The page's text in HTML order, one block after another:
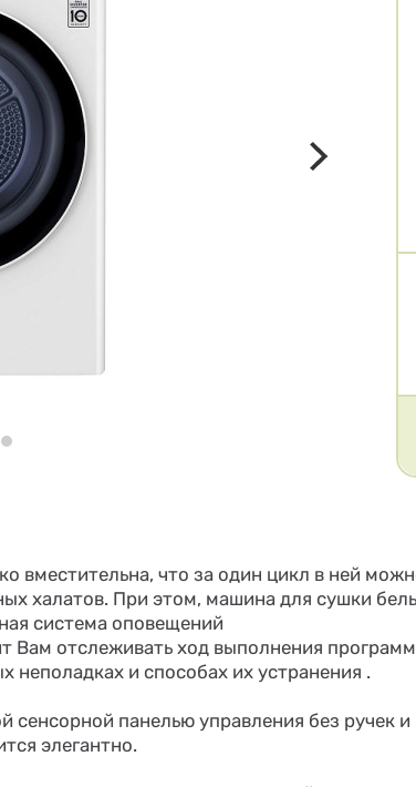
вместительна, что за один цикл в ней
халатов. При этом, машина для сушки
система оповещений
Вам отслеживать ход выполнения
и способах их устранения .
сенсорной панелью управления без ручек
элегантно.